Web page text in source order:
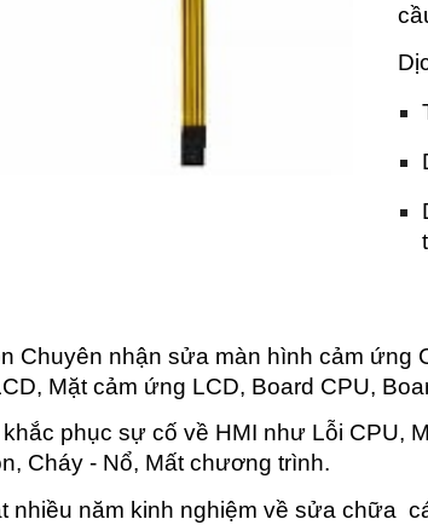
Chuyên nhận sửa màn hình cảm
Mặt cảm ứng LCD, Board CPU,
phục sự cố về HMI như Lỗi CPU,
Cháy - Nổ, Mất chương trình.
nhiều năm kinh nghiệm về sửa chữa